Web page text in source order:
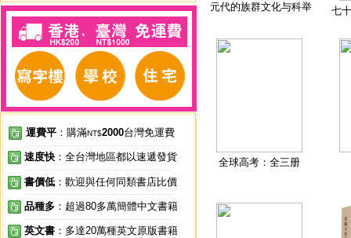
運費平 ：購滿NT$2000台灣免運費
速度快 ：全台灣地區都以速遞發貨
書價低 ：歡迎與任何同類書店比價
品種多 ：超過80多萬簡體中文書籍
英文書 ：多達20萬種英文原版書籍
元代的族群文化与科举 七
全球高考：全三册